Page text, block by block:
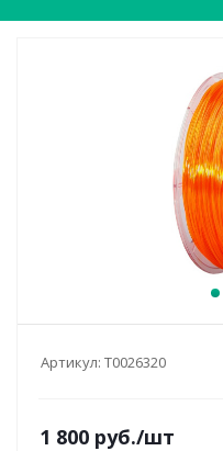
Артикул: Т0026320
1 800 руб./шт